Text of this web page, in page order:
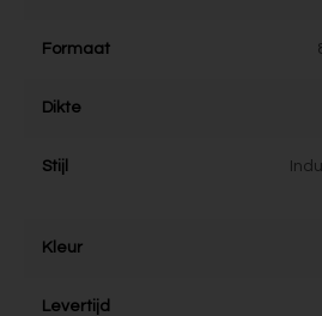
Formaat
Dikte
Stijl
Kleur
Levertijd